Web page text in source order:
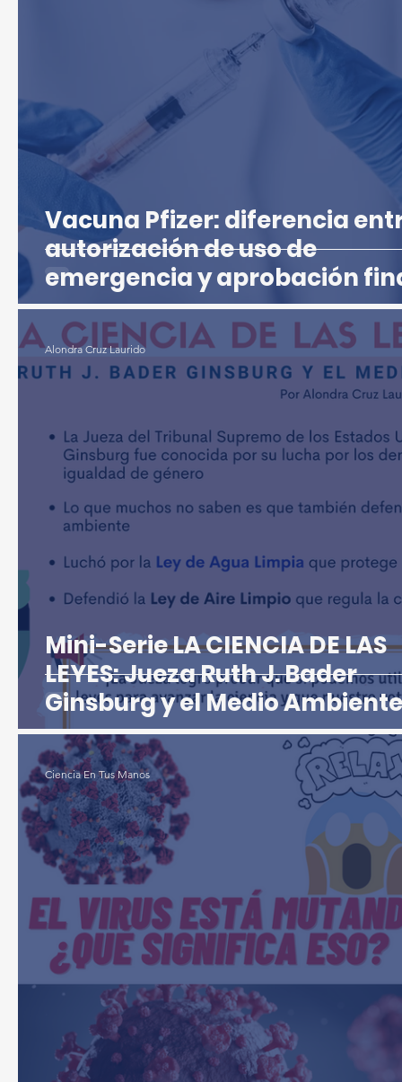
Química & Farmacología
Vacuna Pfizer: diferencia
autorización de uso de
emergencia y aprobación
Mini-Serie LA CIENCIA DE LAS
LEYES: Jueza Ruth J. Bader
Ginsburg y el Medio Ambiente
Alondra Cruz Laurido
Ciencia En Tus Manos